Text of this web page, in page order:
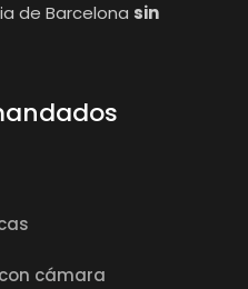
de Barcelona sin
cámara